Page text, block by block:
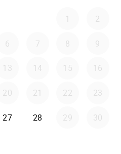
1 2
6 7 8 9
13 14 15 16
20 21 22 23
27 28 29 30